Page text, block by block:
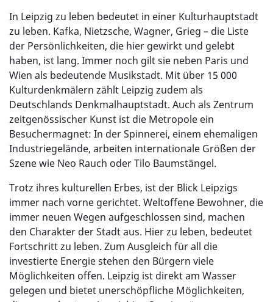
In Leipzig zu leben bedeutet in einer Kulturhauptstadt
zu leben. Kafka, Nietzsche, Wagner, Grieg – die Liste
der Persönlichkeiten, die hier gewirkt und gelebt
haben, ist lang. Immer noch gilt sie neben Paris und
Wien als bedeutende Musikstadt. Mit über 15 000
Kulturdenkmälern zählt Leipzig zudem als
Deutschlands Denkmalhauptstadt. Auch als Zentrum
zeitgenössischer Kunst ist die Metropole ein
Besuchermagnet: In der Spinnerei, einem ehemaligen
Industriegelände, arbeiten internationale Größen der
Szene wie Neo Rauch oder Tilo Baumstängel.
Trotz ihres kulturellen Erbes, ist der Blick Leipzigs
immer nach vorne gerichtet. Weltoffene Bewohner, die
immer neuen Wegen aufgeschlossen sind, machen
den Charakter der Stadt aus. Hier zu leben, bedeutet
Fortschritt zu leben. Zum Ausgleich für all die
investierte Energie stehen den Bürgern viele
Möglichkeiten offen. Leipzig ist direkt am Wasser
gelegen und bietet unerschöpfliche Möglichkeiten,